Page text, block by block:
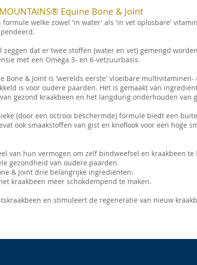
Equine Bone & Joint
formule welke zowel 'in water' als 'in vet oplosbare'
zeggen dat er twee stoffen (water en vet) gemengd
met een Omega 3- en 6-vetzuurbasis.
Bone & Joint is 'werelds eerste' vloeibare
is voor oudere paarden. Het is gemaakt van
gezond kraakbeen en het langdurig onderhouden van
(door een octrooi beschermde) formule biedt een
ook smaakstoffen van gist en knoflook voor een hoge
van hun vermogen om zelf bindweefsel en kraakbeen
gezondheid van oudere paarden.
& Joint drie belangrijke ingrediënten:
kraakbeen meer schokdempend te maken.
en stimuleert de regeneratie van nieuw